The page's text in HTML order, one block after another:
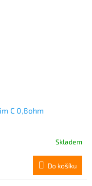
C 0,8ohm
Skladem
Do košíku